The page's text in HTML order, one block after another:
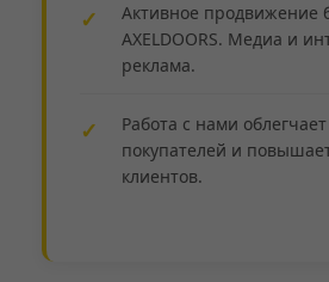
Активное продвижение
AXELDOORS. Медиа и
реклама.
Работа с нами
покупателей и
клиентов.